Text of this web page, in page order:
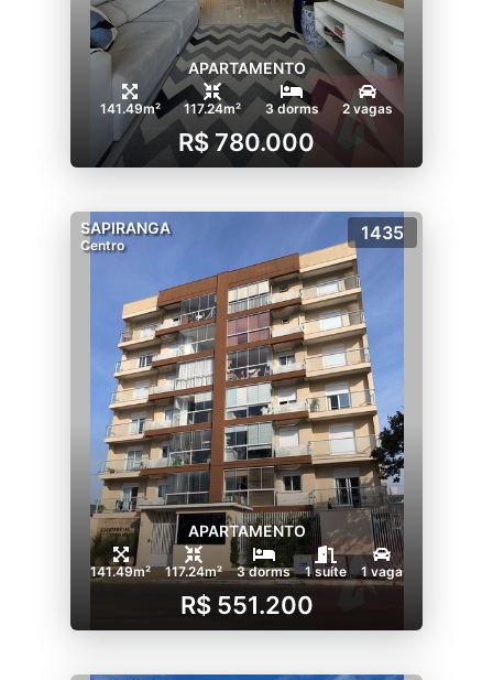
APARTAMENTO
141.49m² 117.24m² 3 dorms 2 vagas
R$ 780.000
SAPIRANGA
Centro
1435
APARTAMENTO
141.49m² 117.24m² 3 dorms 1 suíte 1 vaga
R$ 551.200